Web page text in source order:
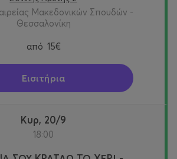
Μακεδονικών Σπουδών -
Θεσσαλονίκη
από 15€
Εισιτήρια
Κυρ, 20/9
18:00